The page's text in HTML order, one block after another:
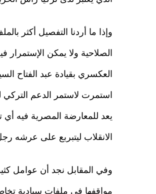
وإذا ما أردنا التفصيل أكثر
الصلاحية ولا يمكن الإستمرار
العكسري بقيادة عبد الفتاح
استمرت لاستمر الدعم التركي
يعد للمعارضة المصرية فيه أي
الانقلاب ليتبربع على عرشه
وفي المقابل نجد أن عوامل
مواقفها في ملفات سيادية